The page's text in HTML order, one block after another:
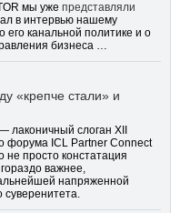
мы уже представляли
в интервью нашему
канальной политике и о
бизнеса …
«крепче стали» и
лаконичный слоган XII
форума ICL Partner Connect
не просто констатация
важнее,
напряженной
суверенитета.